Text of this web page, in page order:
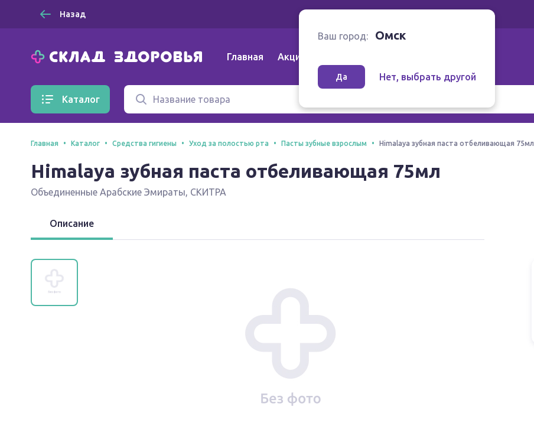
Назад
Главная Акции
Каталог
Ваш город: Омск
Да Нет, выбрать другой
Главная Каталог Средства гигиены Уход за полостью рта Пасты зубные взрослым Himalaya зубная паста отбеливающая 75мл
Himalaya зубная паста отбеливающая 75мл
Объединенные Арабские Эмираты, СКИТРА
Описание